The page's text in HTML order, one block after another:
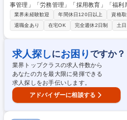
事管理」「労務管理」「採用教育」「福
をお任せします。現場マネジメント層と連
です。 以下のいずれかからスタートし、将来的には幅広い業務を経験しま
す。 (1)人事管理:異動・配置、評価、人員
組合窓口、労使協議会運営、勤怠等の環
用の企画実行、教育企画、昇格試験運営
理、各種制度運営 募集職種 【日野/人事総務】労務・採用担当/長期就業◎/
裁量をもって業務推進◎
業界未経験歓迎 年間休日120日以上 資格
退職金あり
在宅OK 完全週休2日制 土
求人探しにお困り ですか？
業界トップクラスの求人件数から
あなたの力を最大限に発揮できる
求人探しをお手伝いします。
アドバイザーに相談する